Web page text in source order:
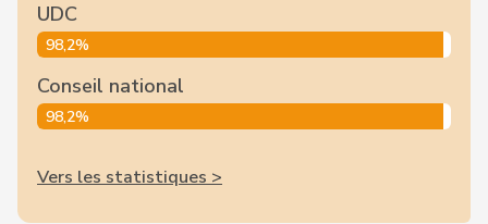
UDC
98,2%
Conseil national
98,2%
Vers les statistiques >